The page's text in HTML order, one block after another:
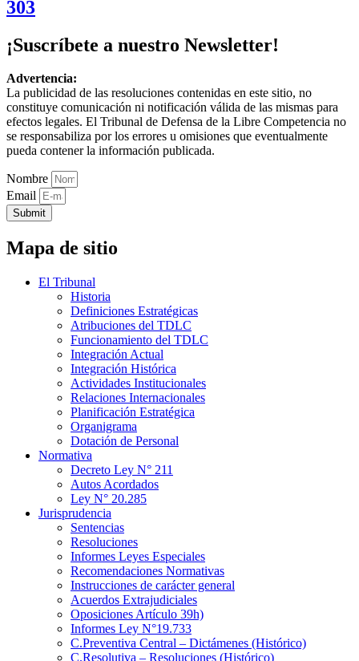
303
¡Suscríbete a nuestro Newsletter!
Advertencia:
La publicidad de las resoluciones contenidas en este sitio, no
constituye comunicación ni notificación válida de las mismas para
efectos legales. El Tribunal de Defensa de la Libre Competencia no
se responsabiliza por los errores u omisiones que eventualmente
pueda contener la información publicada.
Nombre
Email
Submit
Mapa de sitio
El Tribunal
Historia
Definiciones Estratégicas
Atribuciones del TDLC
Funcionamiento del TDLC
Integración Actual
Integración Histórica
Actividades Institucionales
Relaciones Internacionales
Planificación Estratégica
Organigrama
Dotación de Personal
Normativa
Decreto Ley N° 211
Autos Acordados
Ley N° 20.285
Jurisprudencia
Sentencias
Resoluciones
Informes Leyes Especiales
Recomendaciones Normativas
Instrucciones de carácter general
Acuerdos Extrajudiciales
Oposiciones Artículo 39h)
Informes Ley N°19.733
C.Preventiva Central – Dictámenes (Histórico)
C.Resolutiva – Resoluciones (Histórico)